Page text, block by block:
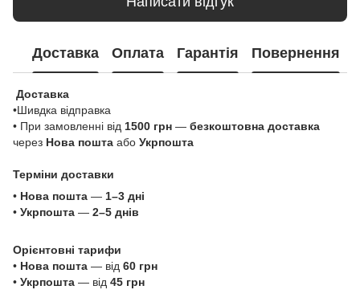
Доставка Оплата Гарантія Повернення
Доставка
•Шивдка відправка
• При замовленні від 1500 грн — безкоштовна доставка
через Нова пошта або Укрпошта
Терміни доставки
• Нова пошта — 1–3 дні
• Укрпошта — 2–5 днів
Орієнтовні тарифи
• Нова пошта — від 60 грн
• Укрпошта — від 45 грн